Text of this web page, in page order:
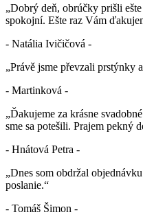
„Dobrý deň, obrúčky prišli
spokojní. Ešte raz Vám
- Natália Ivičičová -
„Právě jsme převzali
- Martinková -
„Ďakujeme za krásne
sme sa potešili. Prajem pekný
- Hnátová Petra -
„Dnes som obdržal
poslanie.“
- Tomáš Šimon -